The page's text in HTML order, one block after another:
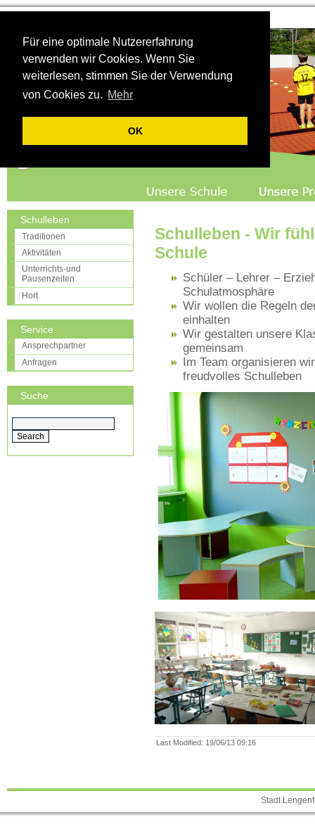
Für eine optimale Nutzererfahrung
verwenden wir Cookies. Wenn Sie
weiterlesen, stimmen Sie der Verwendung
von Cookies zu. Mehr
OK
Schulleben
Traditionen
Aktivitäten
Unterrichts-und
Pausenzeiten
Hort
Service
Ansprechpartner
Anfragen
Suche
Schulleben - Wir
Schule
Schüler – Lehrer –
Schulatmosphäre
Wir wollen die Regeln
einhalten
Wir gestalten unsere
gemeinsam
Im Team organisieren
freudvolles Schulleben
Last Modified: 19/06/13 09:16
Stadt